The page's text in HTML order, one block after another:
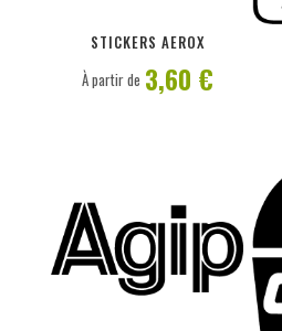
STICKERS AEROX
À partir de 3,60 €